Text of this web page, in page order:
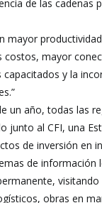
de las cadenas
mayor
costos, mayor
y la
un año, todas las
junto al CFI, una
de inversión en
de información
obras en